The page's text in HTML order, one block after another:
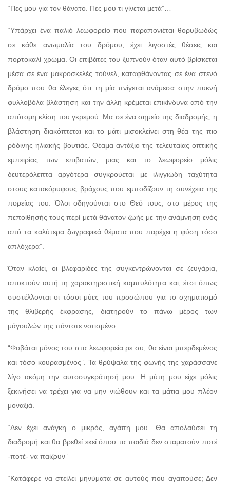
“Πες μου για τον θάνατο. Πες μου τι γίνεται μετά”…
“Υπάρχει ένα παλιό λεωφορείο που παραπονιέται θορυβωδώς
σε κάθε ανωμαλία του δρόμου, έχει λιγοστές θέσεις και
πορτοκαλί χρώμα. Οι επιβάτες του ξυπνούν όταν αυτό βρίσκεται
μέσα σε ένα μακροσκελές τούνελ, καταφθάνοντας σε ένα στενό
δρόμο που θα έλεγες ότι τη μία πνίγεται ανάμεσα στην πυκνή
φυλλοβόλα βλάστηση και την άλλη κρέμεται επικίνδυνα από την
απότομη κλίση του γκρεμού. Μα σε ένα σημείο της διαδρομής, η
βλάστηση διακόπτεται και το μάτι μισοκλείνει στη θέα της πιο
ρόδινης ηλιακής βουτιάς. Θέαμα αντάξιο της τελευταίας οπτικής
εμπειρίας των επιβατών, μιας και το λεωφορείο μόλις
δευτερόλεπτα αργότερα συγκρούεται με ιλιγγιώδη ταχύτητα
στους κατακόρυφους βράχους που εμποδίζουν τη συνέχεια της
πορείας του. Όλοι οδηγούνται στο Θεό τους, στο μέρος της
πεποίθησής τους περί μετά θάνατον ζωής με την ανάμνηση ενός
από τα καλύτερα ζωγραφικά θέματα που παρέχει η φύση τόσο
απλόχερα”.
Όταν κλαίει, οι βλεφαρίδες της συγκεντρώνονται σε ζευγάρια,
αποκτούν αυτή τη χαρακτηριστική καμπυλότητα και, έτσι όπως
συστέλλονται οι τόσοι μύες του προσώπου για το σχηματισμό
της θλιβερής έκφρασης, διατηρούν το πάνω μέρος των
μάγουλών της πάντοτε νοτισμένο.
“Φοβάται μόνος του στα λεωφορεία ρε συ, θα είναι μπερδεμένος
και τόσο κουρασμένος”. Τα θρύψαλα της φωνής της χαράσσανε
λίγο ακόμη την αυτοσυγκράτησή μου. Η μύτη μου είχε μόλις
ξεκινήσει να τρέχει για να μην νιώθουν και τα μάτια μου πλέον
μοναξιά.
“Δεν έχει ανάγκη ο μικρός, αγάπη μου. Θα απολαύσει τη
διαδρομή και θα βρεθεί εκεί όπου τα παιδιά δεν σταματούν ποτέ
-ποτέ- να παίζουν”
“Κατάφερε να στείλει μηνύματα σε αυτούς που αγαπούσε; Δεν